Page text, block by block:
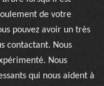
de votre
pouvez avoir un très
contactant. Nous
Nous
qui nous aident à